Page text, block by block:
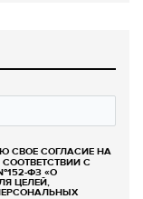
СВОЕ СОГЛАСИЕ НА
С
ФЗ «О
ЦЕЛЕЙ,